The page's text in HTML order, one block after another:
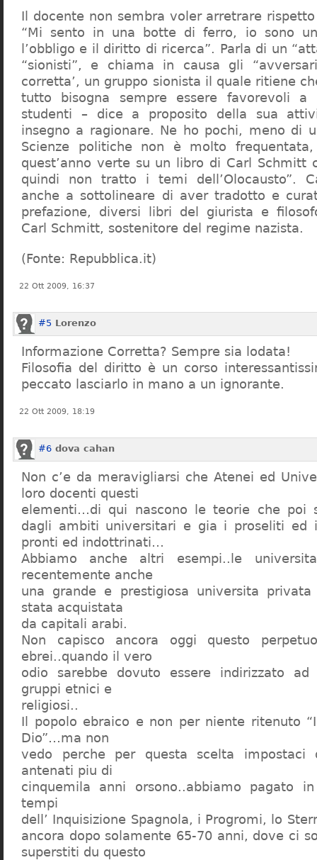
Il docente non sembra voler arretrare
“Mi sento in una botte di ferro, io sono
l’obbligo e il diritto di ricerca”. Parla di un
“sionisti”, e chiama in causa gli
corretta’, un gruppo sionista il quale ritiene
tutto bisogna sempre essere favorevoli a
studenti – dice a proposito della sua
insegno a ragionare. Ne ho pochi, meno di
Scienze politiche non è molto
quest’anno verte su un libro di Carl Schmitt
quindi non tratto i temi dell’Olocausto”.
anche a sottolineare di aver tradotto e
prefazione, diversi libri del giurista e
Carl Schmitt, sostenitore del regime nazista.
(Fonte: Repubblica.it)
22 Ott 2009, 16:37
#5 Lorenzo
Informazione Corretta? Sempre sia lodata!
Filosofia del diritto è un corso
peccato lasciarlo in mano a un ignorante.
22 Ott 2009, 18:19
#6 dova cahan
Non c’e da meravigliarsi che Atenei ed
loro docenti questi
elementi…di qui nascono le teorie che poi
dagli ambiti universitari e gia i proseliti ed
pronti ed indottrinati…
Abbiamo anche altri esempi..le
recentemente anche
una grande e prestigiosa universita
stata acquistata
da capitali arabi.
Non capisco ancora oggi questo
ebrei..quando il vero
odio sarebbe dovuto essere indirizzato
gruppi etnici e
religiosi..
Il popolo ebraico e non per niente ritenuto
Dio”…ma non
vedo perche per questa scelta
antenati piu di
cinquemila anni orsono..abbiamo pagato
tempi
dell’ Inquisizione Spagnola, i Progromi, lo
ancora dopo solamente 65-70 anni, dove ci
superstiti du questo